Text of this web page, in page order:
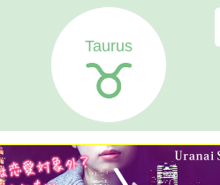
Taurus